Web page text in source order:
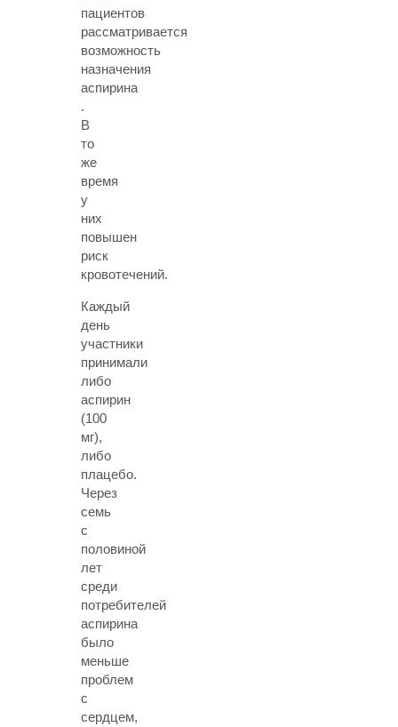
пациентов
рассматривается
возможность
назначения
аспирина
.
В
то
же
время
у
них
повышен
риск
кровотечений.
Каждый
день
участники
принимали
либо
аспирин
(100
мг),
либо
плацебо.
Через
семь
с
половиной
лет
среди
потребителей
аспирина
было
меньше
проблем
с
сердцем,